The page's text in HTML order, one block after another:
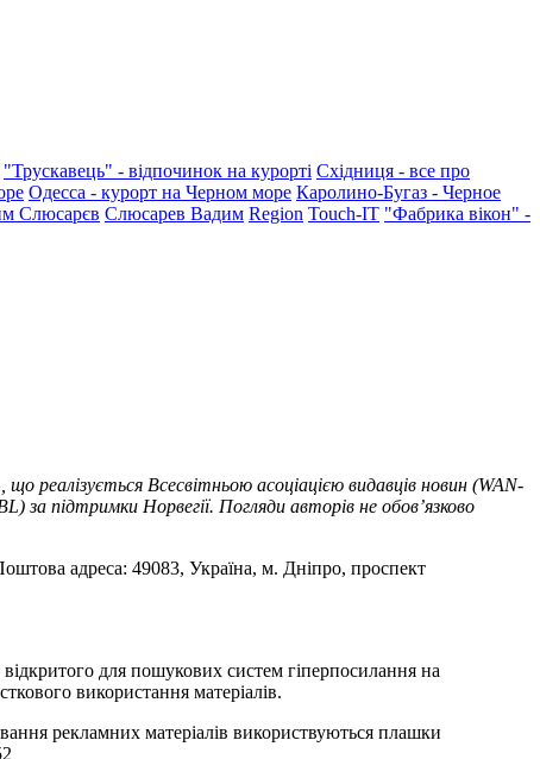
"Трускавець" - відпочинок на курорті Східниця - все про
Одесса - курорт на Черном море Каролино-Бугаз - Черное
Слюсарєв Слюсарев Вадим Region Touch-IT "Фабрика вікон" -
реалізується Всесвітньою асоціацією видавців новин (WAN-
за підтримки Норвегії. Погляди авторів не обов’язково
адреса: 49083, Україна, м. Дніпро, проспект
для пошукових систем гіперпосилання на
використання матеріалів.
рекламних матеріалів використвуються плашки